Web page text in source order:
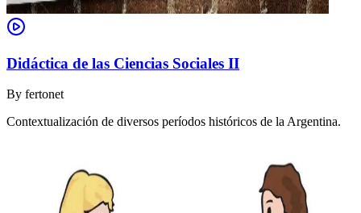
Didáctica de las Ciencias Sociales II
By fertonet
Contextualización de diversos períodos históricos de la Argentina.